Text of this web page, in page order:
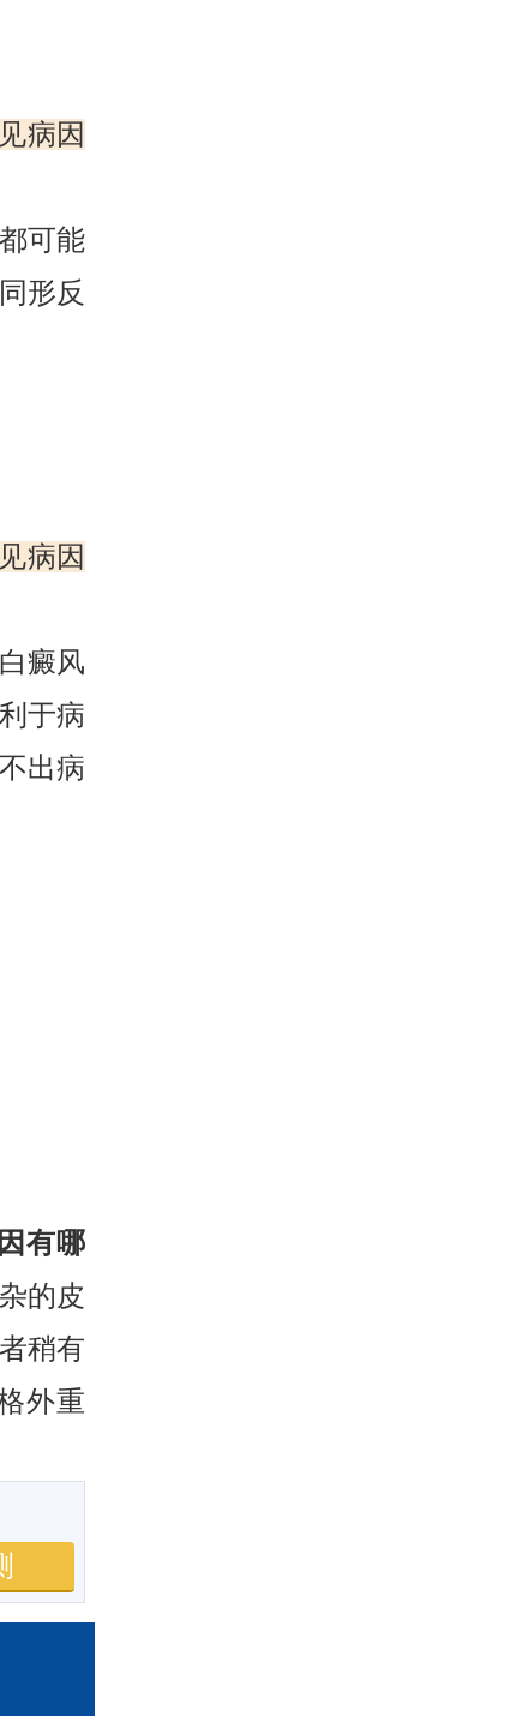
病因
可能
形反
病因
癜风
于病
出病
有哪
的皮
稍有
外重